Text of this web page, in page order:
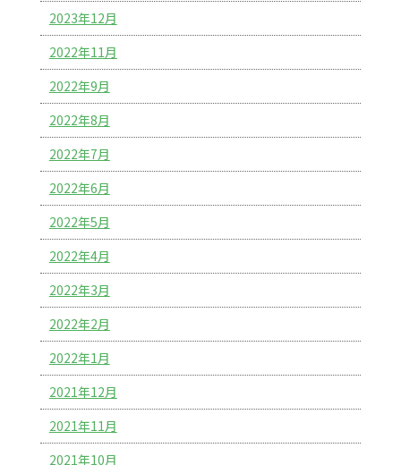
2023年12月
2022年11月
2022年9月
2022年8月
2022年7月
2022年6月
2022年5月
2022年4月
2022年3月
2022年2月
2022年1月
2021年12月
2021年11月
2021年10月